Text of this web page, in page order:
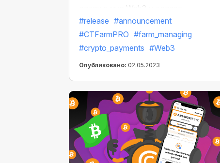
двери в мир Web3 и делает
криптотранзакции максимально
простыми. Мы уже анонсировали
появление криптоплатежей в Веб
ферме, а теперь делаем следующий
большему количеству инструментов,
которые предоставляет технология
блокчейн.
#release #announcement
#CTFarmPRO #farm_managing
#crypto_payments #Web3
Опубликовано: 02.05.2023